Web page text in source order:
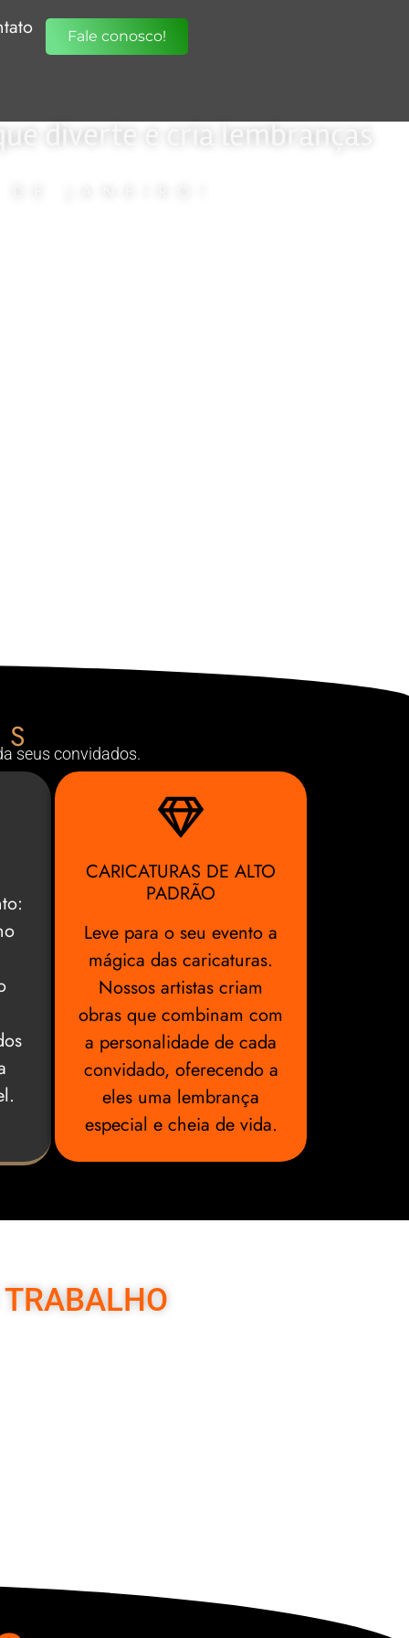
Fale conosco!
diverte e cria lembranças
seus convidados.
CARICATURAS DE ALTO
PADRÃO
Leve para o seu evento a
mágica das caricaturas.
Nossos artistas criam
obras que combinam com
a personalidade de cada
convidado, oferecendo a
eles uma lembrança
especial e cheia de vida.